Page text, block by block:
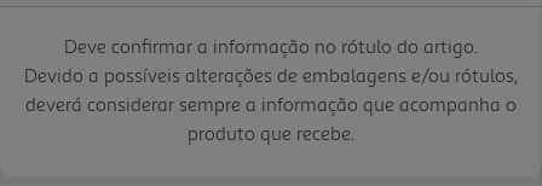
Deve confirmar a informação no rótulo do artigo.
Devido a possíveis alterações de embalagens e/ou rótulos,
deverá considerar sempre a informação que acompanha o
produto que recebe.